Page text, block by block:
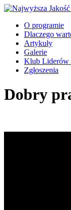
O programie
Dlaczego
Artykuły
Galerie
Klub Liderów
Zgłoszenia
Dobry